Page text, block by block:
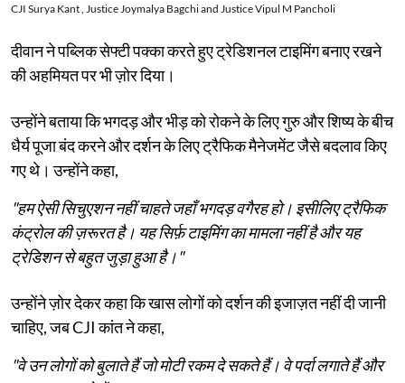
CJI Surya Kant , Justice Joymalya Bagchi and Justice Vipul M Pancholi
दीवान ने पब्लिक सेफ्टी पक्का करते हुए ट्रेडिशनल टाइमिंग बनाए रखने
की अहमियत पर भी ज़ोर दिया।
उन्होंने बताया कि भगदड़ और भीड़ को रोकने के लिए गुरु और शिष्य के बीच
धैर्य पूजा बंद करने और दर्शन के लिए ट्रैफिक मैनेजमेंट जैसे बदलाव किए
गए थे। उन्होंने कहा,
"हम ऐसी सिचुएशन नहीं चाहते जहाँ भगदड़ वगैरह हो। इसीलिए ट्रैफिक
कंट्रोल की ज़रूरत है। यह सिर्फ़ टाइमिंग का मामला नहीं है और यह
ट्रेडिशन से बहुत जुड़ा हुआ है।"
उन्होंने ज़ोर देकर कहा कि खास लोगों को दर्शन की इजाज़त नहीं दी जानी
चाहिए, जब CJI कांत ने कहा,
"वे उन लोगों को बुलाते हैं जो मोटी रकम दे सकते हैं। वे पर्दा लगाते हैं और